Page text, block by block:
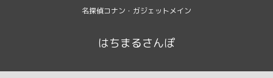
名探偵コナン・ガジェットメイン
はちまるさんぽ